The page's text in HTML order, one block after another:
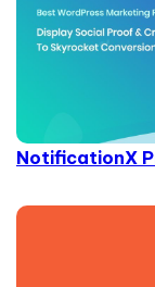
NotificationX